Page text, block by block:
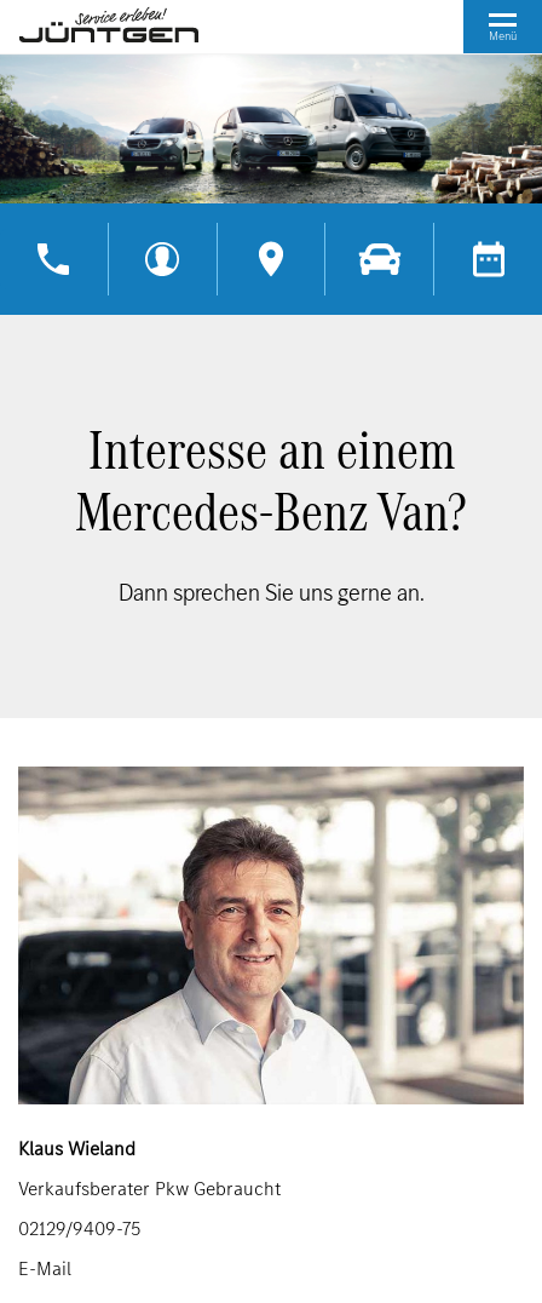
Menü
Interesse an einem
Mercedes-Benz Van?
Dann sprechen Sie uns gerne an.
Klaus Wieland
Verkaufsberater Pkw Gebraucht
02129/9409-75
E-Mail